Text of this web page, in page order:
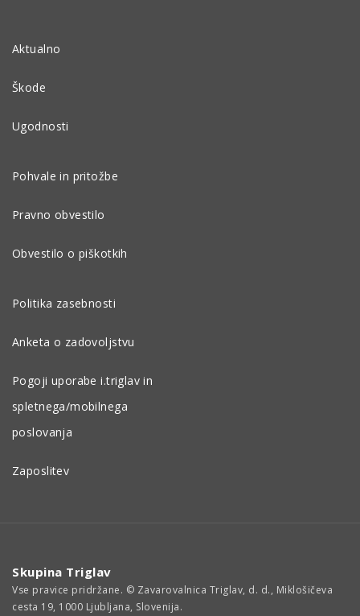
Aktualno
Škode
Ugodnosti
Pohvale in pritožbe
Pravno obvestilo
Obvestilo o piškotkih
Politika zasebnosti
Anketa o zadovoljstvu
Pogoji uporabe i.triglav in
spletnega/mobilnega
poslovanja
Zaposlitev
Skupina Triglav
Vse pravice pridržane. © Zavarovalnica Triglav, d. d., Miklošičeva
cesta 19, 1000 Ljubljana, Slovenija.